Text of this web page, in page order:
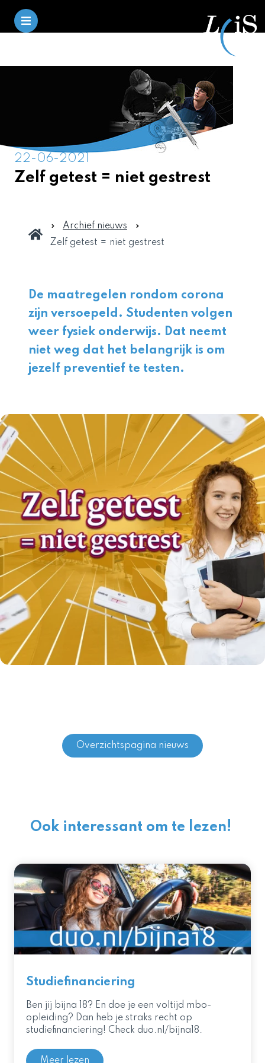
22-06-2021
Zelf getest = niet gestrest
Archief nieuws
Zelf getest = niet gestrest
De maatregelen rondom corona
zijn versoepeld. Studenten volgen
weer fysiek onderwijs. Dat neemt
niet weg dat het belangrijk is om
jezelf preventief te testen.
Overzichtspagina nieuws
Ook interessant om te lezen!
Studiefinanciering
Ben jij bijna 18? En doe je een voltijd mbo-
opleiding? Dan heb je straks recht op
studiefinanciering! Check duo.nl/bijna18.
Meer lezen